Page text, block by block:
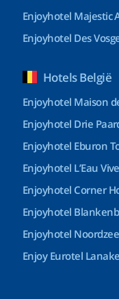
Enjoyhotel Majestic
Enjoyhotel Des
Hotels België
Enjoyhotel Maison
Enjoyhotel Drie
Enjoyhotel Eburon
Enjoyhotel L’Eau
Enjoyhotel Corner
Enjoyhotel
Enjoyhotel Noordzee
Enjoy Eurotel